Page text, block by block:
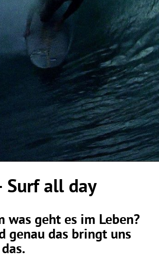
Surf all day
was geht es im Leben?
genau das bringt uns